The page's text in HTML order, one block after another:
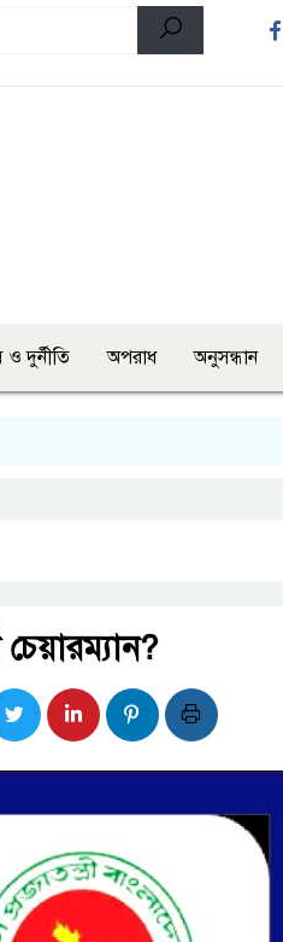
দুর্নীতি অপরাধ অনুসন্ধান